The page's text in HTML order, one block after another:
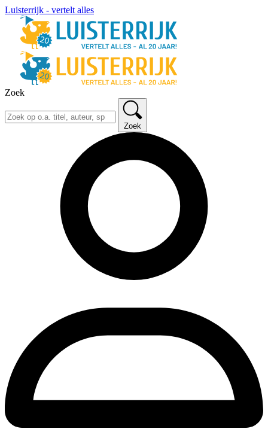
Luisterrijk - vertelt alles
Zoek
Zoek